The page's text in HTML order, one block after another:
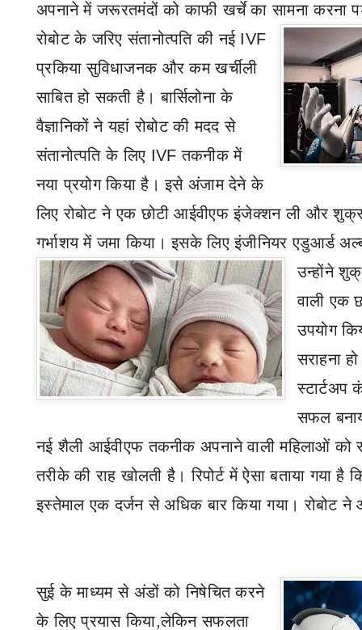
अपनाने में जरूरतमंदों को काफी खर्चे का सामना करना
रोबोट के जरिए संतानोत्पति की नई IVF
प्रकिया सुविधाजनक और कम खर्चीली
साबित हो सकती है। बार्सिलोनाके
वैज्ञानिकों ने यहां रोबोट की मदद से
संतानोत्पति के लिए IVFतकनीक में
नया प्रयोग किया है। इसे अंजाम देने के
लिए रोबोट ने एक छोटी आईवीएफ इंजेक्शन ली और
गर्भाशय में जमा किया। इसके लिए इंजीनियर एडुआर्ड
उन्होंने
वाली एक
उपयोग
सराहना
स्टार्टअप
सफल
नई शैली आईवीएफ तकनीक अपनाने वाली महिलाओं
तरीके की राह खोलती है। रिपोर्ट में ऐसा बताया गया है
इस्तेमाल एक दर्जन से अधिक बार किया गया। रोबोट
सुई के माध्यम से अंडों को निषेचित करने
के लिए प्रयास किया,लेकिन सफलता